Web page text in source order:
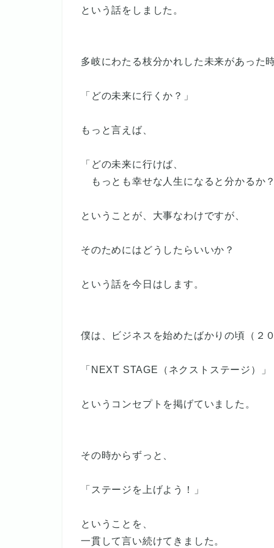
という話をしました。
多岐にわたる枝分かれした未来があった時
「どの未来に行くか？」
もっと言えば、
「どの未来に行けば、
もっとも幸せな人生になると分かるか？
ということが、大事なわけですが、
そのためにはどうしたらいいか？
という話を今日はします。
僕は、ビジネスを始めたばかりの頃（２
「NEXT STAGE（ネクストステージ）」
というコンセプトを掲げていました。
その時からずっと、
「ステージを上げよう！」
ということを、
一貫して言い続けてきました。